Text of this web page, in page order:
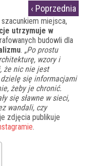
‹ Poprzednia
miejsca,
utrzymuje w
budowli dla
. „Po prostu
wzory i
że nic nie jest
dzielę się informacjami
żeby je chronić.
się sławne w sieci,
wandali, czy
zdjęcia publikuje
.